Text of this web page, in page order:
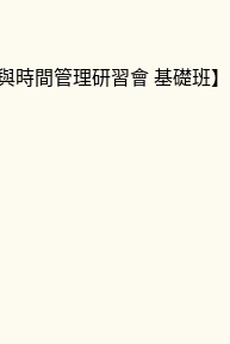
間管理研習會 基礎班】